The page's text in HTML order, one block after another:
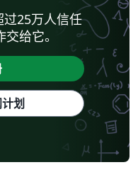
25万人信任
给它。
划